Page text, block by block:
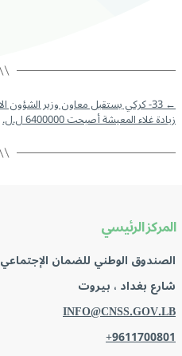
←33- كركي يستقبل معاون وزير الشؤون الاجتماعية والعمل السوري
زيادة غلاء المعيشة أصبحت 6400000 ل.ل.
المركز الرئيسي
الصندوق الوطني للضمان الإجتماعي
شارع بغداد ، بيروت
INFO@CNSS.GOV.LB
+9611700801